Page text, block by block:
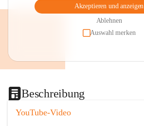
Akzeptieren und anzeigen
Ablehnen
Auswahl merken
Beschreibung
YouTube-Video